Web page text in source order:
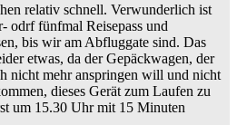
relativ schnell. Verwunderlich ist
odrf fünfmal Reisepass und
bis wir am Abfluggate sind. Das
etwas, da der Gepäckwagen, der
nicht mehr anspringen will und nicht
dieses Gerät zum Laufen zu
um 15.30 Uhr mit 15 Minuten